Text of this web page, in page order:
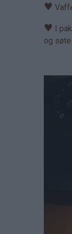
♥
♥ I
og søte